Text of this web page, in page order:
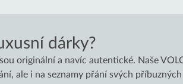
dárky?
originální a navíc autentické. Naše
ale i na seznamy přání svých